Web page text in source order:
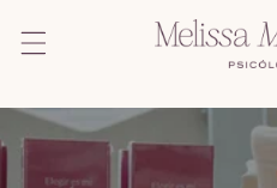
directamente
al contenido